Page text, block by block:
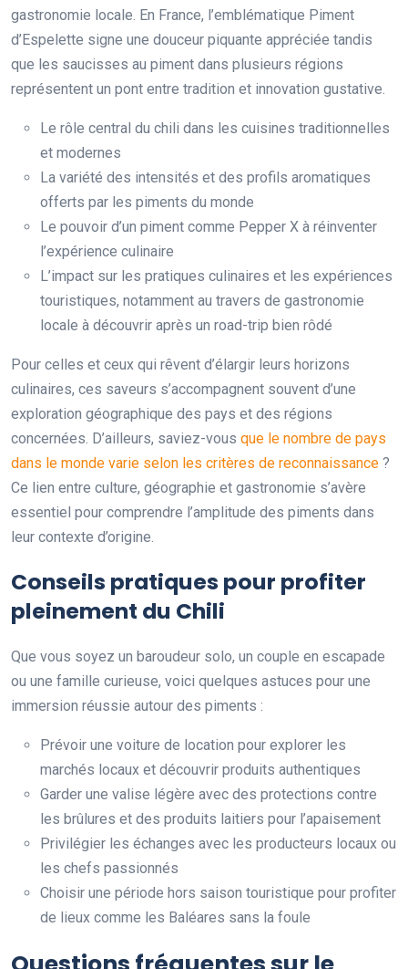
gastronomie locale. En France, l’emblématique Piment
d’Espelette signe une douceur piquante appréciée tandis
que les saucisses au piment dans plusieurs régions
représentent un pont entre tradition et innovation gustative.
Le rôle central du chili dans les cuisines traditionnelles
et modernes
La variété des intensités et des profils aromatiques
offerts par les piments du monde
Le pouvoir d’un piment comme Pepper X à réinventer
l’expérience culinaire
L’impact sur les pratiques culinaires et les expériences
touristiques, notamment au travers de gastronomie
locale à découvrir après un road-trip bien rôdé
Pour celles et ceux qui rêvent d’élargir leurs horizons
culinaires, ces saveurs s’accompagnent souvent d’une
exploration géographique des pays et des régions
concernées. D’ailleurs, saviez-vous que le nombre de pays
dans le monde varie selon les critères de reconnaissance ?
Ce lien entre culture, géographie et gastronomie s’avère
essentiel pour comprendre l’amplitude des piments dans
leur contexte d’origine.
Conseils pratiques pour profiter
pleinement du Chili
Que vous soyez un baroudeur solo, un couple en escapade
ou une famille curieuse, voici quelques astuces pour une
immersion réussie autour des piments :
Prévoir une voiture de location pour explorer les
marchés locaux et découvrir produits authentiques
Garder une valise légère avec des protections contre
les brûlures et des produits laitiers pour l’apaisement
Privilégier les échanges avec les producteurs locaux ou
les chefs passionnés
Choisir une période hors saison touristique pour profiter
de lieux comme les Baléares sans la foule